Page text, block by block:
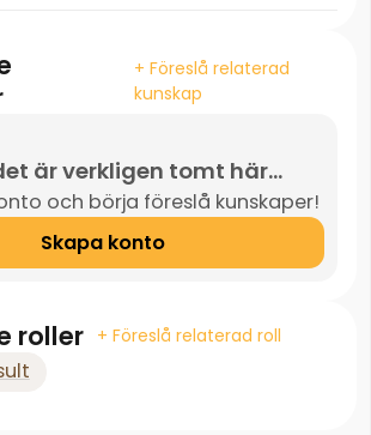
+ Föreslå relaterad
kunskap
är verkligen tomt här...
och börja föreslå kunskaper!
Skapa konto
roller + Föreslå relaterad roll